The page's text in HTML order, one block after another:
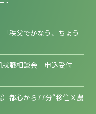
秩父でかなう、ちょう
就職相談会 申込受付
都心から77分“移住Ｘ農